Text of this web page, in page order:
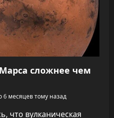
сложнее чем
6 месяцев тому назад
что вулканическая